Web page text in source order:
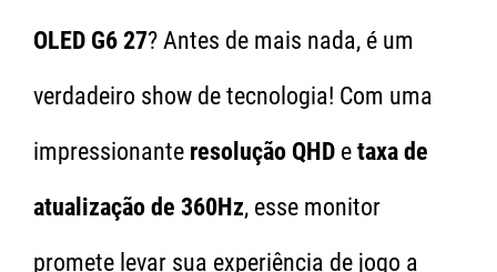
OLED G6 27? Antes de mais nada, é um
verdadeiro show de tecnologia! Com uma
impressionante resolução QHD e taxa de
atualização de 360Hz, esse monitor
promete levar sua experiência de jogo a